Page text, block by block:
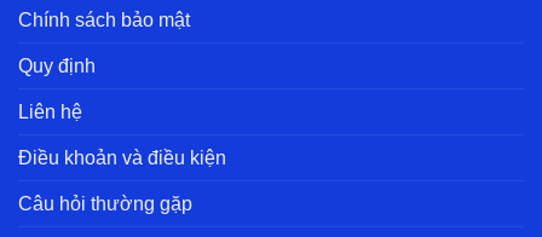
Chính sách bảo mật
Quy định
Liên hệ
Điều khoản và điều kiện
Câu hỏi thường gặp